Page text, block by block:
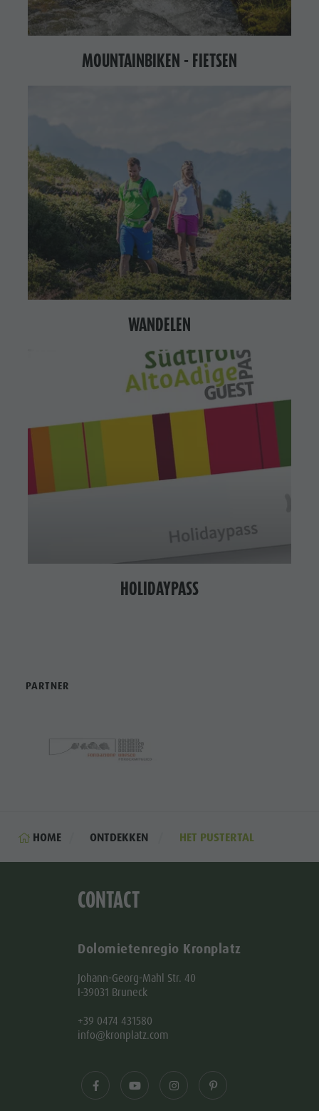
MOUNTAINBIKEN - FIETSEN
WANDELEN
HOLIDAYPASS
PARTNER
HOME ONTDEKKEN HET PUSTERTAL
CONTACT
Dolomietenregio Kronplatz
Johann-Georg-Mahl Str. 40
I-39031 Bruneck
+39 0474 431580
info@kronplatz.com